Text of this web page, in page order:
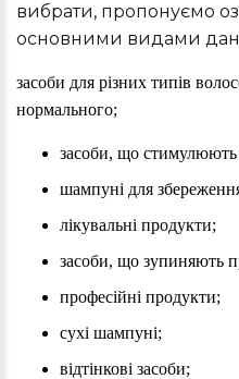
вибрати, пропонуємо
основними видами
засоби для різних типів
нормального;
засоби, що стимулюють
шампуні для
лікувальні продукти;
засоби, що зупиняють
професійні продукти;
сухі шампуні;
відтінкові засоби;